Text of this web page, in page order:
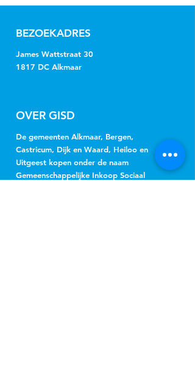
BEZOEKADRES
James Wattstraat 30
1817 DC Alkmaar
OVER GISD
De gemeenten Alkmaar, Bergen,
Castricum, Dijk en Waard, Heiloo en
Uitgeest kopen onder de naam
Gemeenschappelijke Inkoop Sociaal